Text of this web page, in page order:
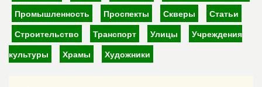
Промышленность
Проспекты Скверы
Статьи
Строительство
Транспорт Улицы
Учреждения
культуры
Храмы Художники